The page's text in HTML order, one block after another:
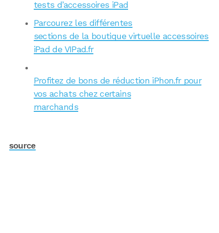
tests d’accessoires iPad
Parcourez les différentes
sections de la boutique virtuelle accessoires
iPad de VIPad.fr
Profitez de bons de réduction iPhon.fr pour
vos achats chez certains
marchands
source